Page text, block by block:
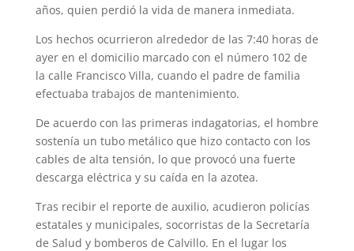
años, quien perdió la vida de manera inmediata.
Los hechos ocurrieron alrededor de las 7:40 horas de
ayer en el domicilio marcado con el número 102 de
la calle Francisco Villa, cuando el padre de familia
efectuaba trabajos de mantenimiento.
De acuerdo con las primeras indagatorias, el hombre
sostenía un tubo metálico que hizo contacto con los
cables de alta tensión, lo que provocó una fuerte
descarga eléctrica y su caída en la azotea.
Tras recibir el reporte de auxilio, acudieron policías
estatales y municipales, socorristas de la Secretaría
de Salud y bomberos de Calvillo. En el lugar los